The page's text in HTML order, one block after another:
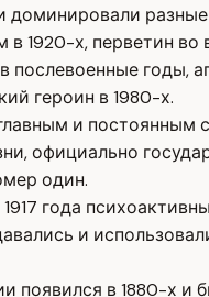
доминировали
в 1920-х, перветин во
послевоенные годы,
героин в 1980-х.
и постоянным
официально
один.
года
и
появился в 1880-х и